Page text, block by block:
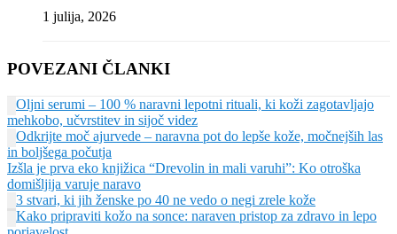
1 julija, 2026
POVEZANI ČLANKI
Oljni serumi – 100 % naravni lepotni rituali, ki koži zagotavljajo
mehkobo, učvrstitev in sijoč videz
Odkrijte moč ajurvede – naravna pot do lepše kože, močnejših las
in boljšega počutja
Izšla je prva eko knjižica “Drevolin in mali varuhi”: Ko otroška
domišljija varuje naravo
3 stvari, ki jih ženske po 40 ne vedo o negi zrele kože
Kako pripraviti kožo na sonce: naraven pristop za zdravo in lepo